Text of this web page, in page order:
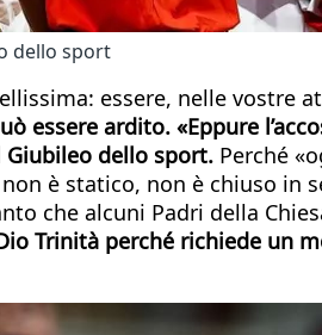
dello sport
essere, nelle vostre
essere ardito. «Eppure
Giubileo dello sport. Perché
è statico, non è chiuso in
che alcuni Padri della
Trinità perché richiede un